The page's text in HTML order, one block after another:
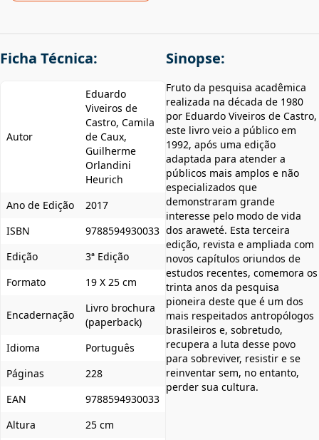
Ficha Técnica:
Autor
Eduardo
Viveiros de
Castro, Camila
de Caux,
Guilherme
Orlandini
Heurich
Ano de Edição
2017
ISBN
9788594930033
Edição
3ª Edição
Formato
19 X 25 cm
Encadernação
Livro brochura
(paperback)
Idioma
Português
Páginas
228
EAN
9788594930033
Altura
25 cm
Sinopse:
Fruto da pesquisa acadêmica
realizada na década de 1980
por Eduardo Viveiros de Castro,
este livro veio a público em
1992, após uma edição
adaptada para atender a
públicos mais amplos e não
especializados que
demonstraram grande
interesse pelo modo de vida
dos araweté. Esta terceira
edição, revista e ampliada com
novos capítulos oriundos de
estudos recentes, comemora os
trinta anos da pesquisa
pioneira deste que é um dos
mais respeitados antropólogos
brasileiros e, sobretudo,
recupera a luta desse povo
para sobreviver, resistir e se
reinventar sem, no entanto,
perder sua cultura.